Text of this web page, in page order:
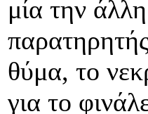
μία την
θύμα, το
για το